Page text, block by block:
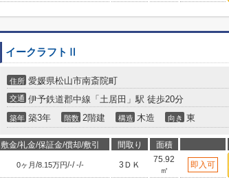
イークラフトⅡ
住所 愛媛県松山市南斎院町
交通 伊予鉄道郡中線「土居田」駅 徒歩20分
築年 築3年 階数 2階建 構造 木造 向き 東
敷金/礼金/保証金/償却/敷引 間取り 面積
0ヶ月/8.15万円/-/-/- 3ＤＫ
75.92
㎡
即入可